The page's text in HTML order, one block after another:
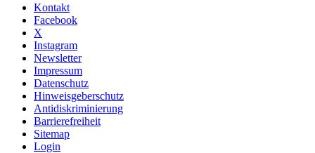
Kontakt
Facebook
X
Instagram
Newsletter
Impressum
Datenschutz
Hinweisgeberschutz
Antidiskriminierung
Barrierefreiheit
Sitemap
Login